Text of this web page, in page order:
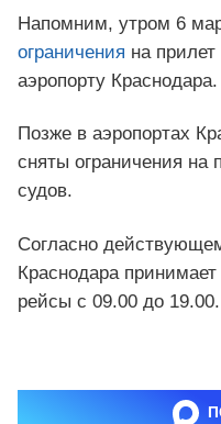
Напомним, утром 6
ограничения на
аэропорту Краснодара.
Позже в аэропортах
сняты ограничения
судов.
Согласно
Краснодара
рейсы с 09.00 до 19.00.